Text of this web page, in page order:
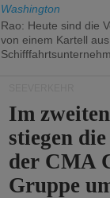
Washington
Rao: Heute sind die
von einem Kartell
Im
stiegen
der CMA
Gruppe